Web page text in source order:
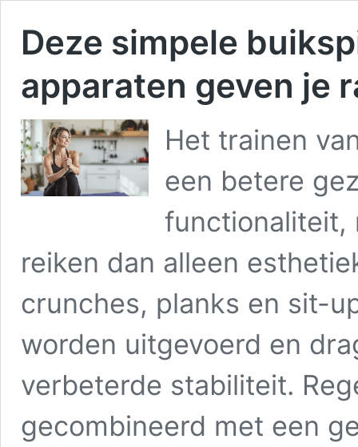
Deze simpele
apparaten geven je
Het trainen
een betere
functionaliteit,
reiken dan alleen
crunches, planks en sit-
worden uitgevoerd en
verbeterde stabiliteit.
gecombineerd met een